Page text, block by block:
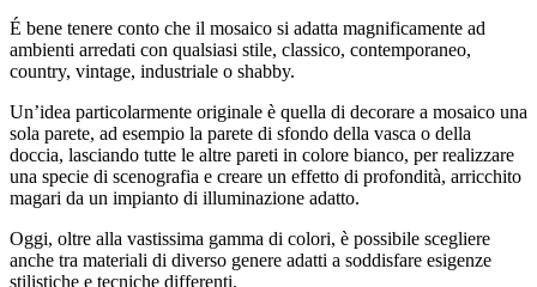
É bene tenere conto che il mosaico si adatta magnificamente ad
ambienti arredati con qualsiasi stile, classico, contemporaneo,
country, vintage, industriale o shabby.
Un’idea particolarmente originale è quella di decorare a mosaico una
sola parete, ad esempio la parete di sfondo della vasca o della
doccia, lasciando tutte le altre pareti in colore bianco, per realizzare
una specie di scenografia e creare un effetto di profondità, arricchito
magari da un impianto di illuminazione adatto.
Oggi, oltre alla vastissima gamma di colori, è possibile scegliere
anche tra materiali di diverso genere adatti a soddisfare esigenze
stilistiche e tecniche differenti.